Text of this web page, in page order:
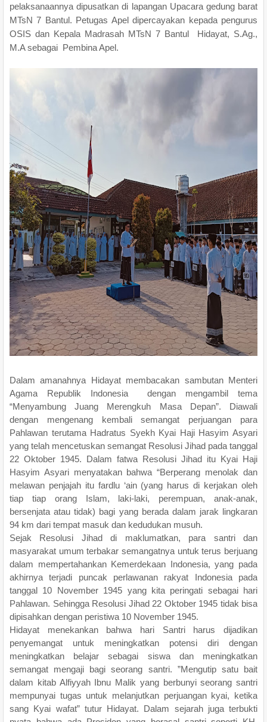
pelaksanaannya dipusatkan di lapangan Upacara gedung barat
MTsN 7 Bantul. Petugas Apel dipercayakan kepada pengurus
OSIS dan Kepala Madrasah MTsN 7 Bantul Hidayat, S.Ag.,
M.A sebagai Pembina Apel.
Dalam amanahnya Hidayat membacakan sambutan Menteri
Agama Republik Indonesia dengan mengambil tema
“Menyambung Juang Merengkuh Masa Depan”. Diawali
dengan mengenang kembali semangat perjuangan para
Pahlawan terutama Hadratus Syekh Kyai Haji Hasyim Asyari
yang telah mencetuskan semangat Resolusi Jihad pada tanggal
22 Oktober 1945. Dalam fatwa Resolusi Jihad itu Kyai Haji
Hasyim Asyari menyatakan bahwa “Berperang menolak dan
melawan penjajah itu fardlu ‘ain (yang harus di kerjakan oleh
tiap tiap orang Islam, laki-laki, perempuan, anak-anak,
bersenjata atau tidak) bagi yang berada dalam jarak lingkaran
94 km dari tempat masuk dan kedudukan musuh.
Sejak Resolusi Jihad di maklumatkan, para santri dan
masyarakat umum terbakar semangatnya untuk terus berjuang
dalam mempertahankan Kemerdekaan Indonesia, yang pada
akhirnya terjadi puncak perlawanan rakyat Indonesia pada
tanggal 10 November 1945 yang kita peringati sebagai hari
Pahlawan. Sehingga Resolusi Jihad 22 Oktober 1945 tidak bisa
dipisahkan dengan peristiwa 10 November 1945.
Hidayat menekankan bahwa hari Santri harus dijadikan
penyemangat untuk meningkatkan potensi diri dengan
meningkatkan belajar sebagai siswa dan meningkatkan
semangat mengaji bagi seorang santri. ”Mengutip satu bait
dalam kitab Alfiyyah Ibnu Malik yang berbunyi seorang santri
mempunyai tugas untuk melanjutkan perjuangan kyai, ketika
sang Kyai wafat” tutur Hidayat. Dalam sejarah juga terbukti